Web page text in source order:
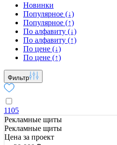
Новинки
Популярное (↓)
Популярное (↑)
По алфавиту (↓)
По алфавиту (↑)
По цене (↓)
По цене (↑)
Фильтр
1105
Рекламные щиты
Рекламные щиты
Цена за проект